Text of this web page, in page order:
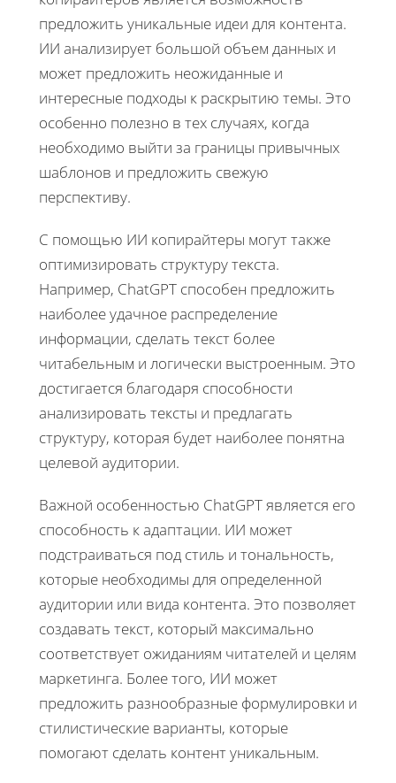
предложить уникальные идеи для контента.
ИИ анализирует большой объем данных и
может предложить неожиданные и
интересные подходы к раскрытию темы. Это
особенно полезно в тех случаях, когда
необходимо выйти за границы привычных
шаблонов и предложить свежую
перспективу.
С помощью ИИ копирайтеры могут также
оптимизировать структуру текста.
Например, ChatGPT способен предложить
наиболее удачное распределение
информации, сделать текст более
читабельным и логически выстроенным. Это
достигается благодаря способности
анализировать тексты и предлагать
структуру, которая будет наиболее понятна
целевой аудитории.
Важной особенностью ChatGPT является его
способность к адаптации. ИИ может
подстраиваться под стиль и тональность,
которые необходимы для определенной
аудитории или вида контента. Это позволяет
создавать текст, который максимально
соответствует ожиданиям читателей и целям
маркетинга. Более того, ИИ может
предложить разнообразные формулировки и
стилистические варианты, которые
помогают сделать контент уникальным.